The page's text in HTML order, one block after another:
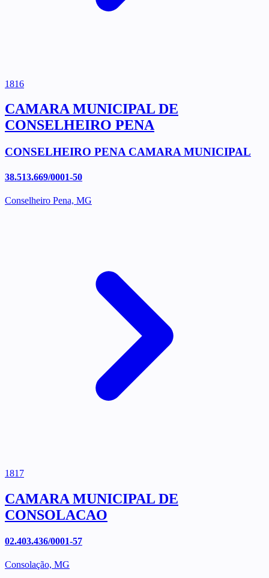
1816
CAMARA MUNICIPAL DE
CONSELHEIRO PENA
CONSELHEIRO PENA CAMARA MUNICIPAL
38.513.669/0001-50
Conselheiro Pena, MG
1817
CAMARA MUNICIPAL DE
CONSOLACAO
02.403.436/0001-57
Consolação, MG